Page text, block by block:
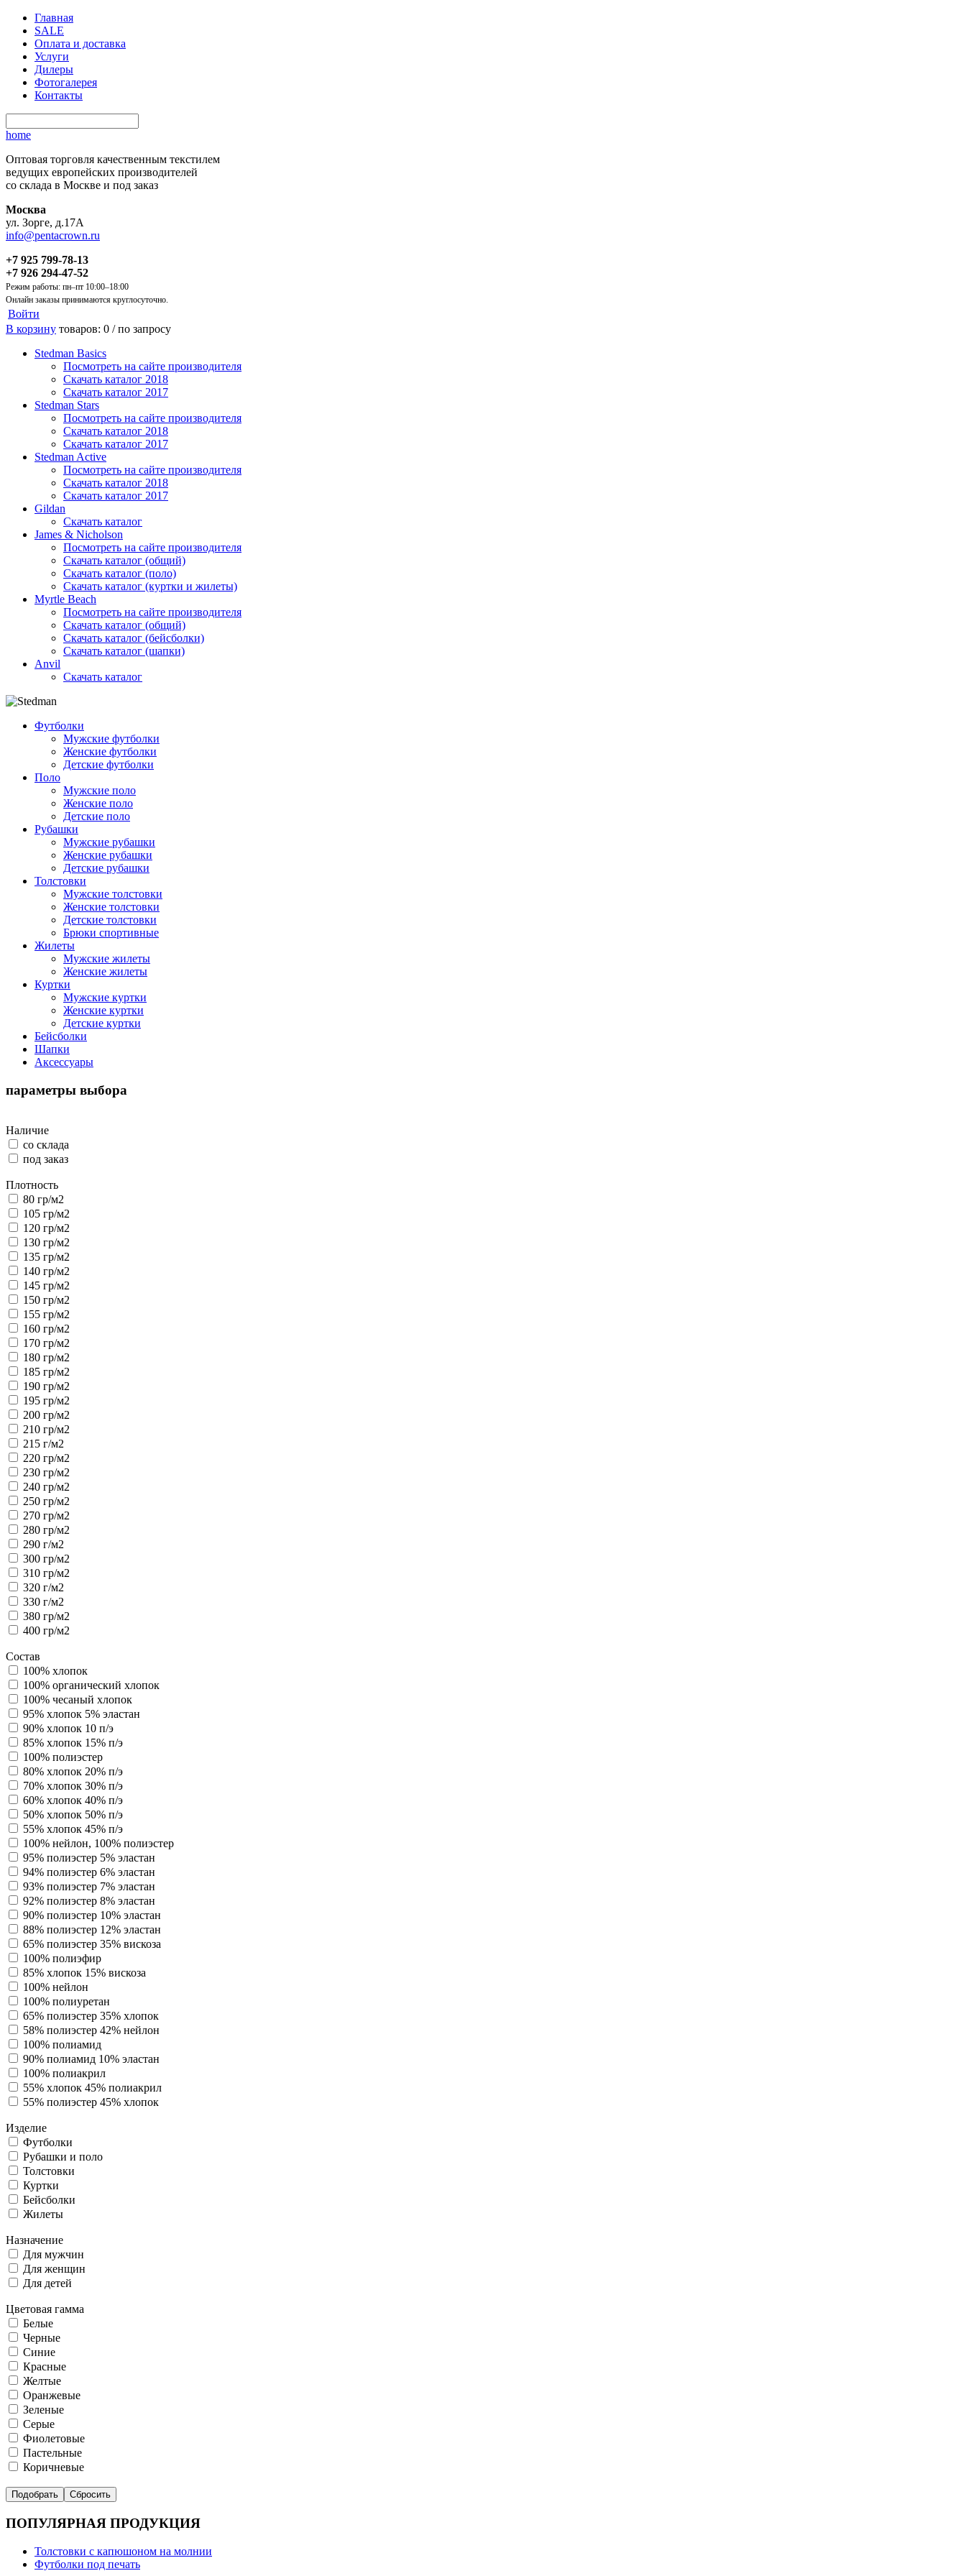
Главная
SALE
Оплата и доставка
Услуги
Дилеры
Фотогалерея
Контакты
home
Оптовая торговля качественным текстилем
ведущих европейских производителей
со склада в Москве и под заказ
Москва
ул. Зорге, д.17А
info@pentacrown.ru
+7 925 799-78-13
+7 926 294-47-52
Режим работы: пн–пт 10:00–18:00
Онлайн заказы принимаются круглосуточно.
Войти
В корзину товаров: 0 /по запросу
Stedman Basics
Посмотреть на сайте производителя
Скачать каталог 2018
Скачать каталог 2017
Stedman Stars
Посмотреть на сайте производителя
Скачать каталог 2018
Скачать каталог 2017
Stedman Active
Посмотреть на сайте производителя
Скачать каталог 2018
Скачать каталог 2017
Gildan
Скачать каталог
James & Nicholson
Посмотреть на сайте производителя
Скачать каталог (общий)
Скачать каталог (поло)
Скачать каталог (куртки и жилеты)
Myrtle Beach
Посмотреть на сайте производителя
Скачать каталог (общий)
Скачать каталог (бейсболки)
Скачать каталог (шапки)
Anvil
Скачать каталог
Футболки
Мужские футболки
Женские футболки
Детские футболки
Поло
Мужские поло
Женские поло
Детские поло
Рубашки
Мужские рубашки
Женские рубашки
Детские рубашки
Толстовки
Мужские толстовки
Женские толстовки
Детские толстовки
Брюки спортивные
Жилеты
Мужские жилеты
Женские жилеты
Куртки
Мужские куртки
Женские куртки
Детские куртки
Бейсболки
Шапки
Аксессуары
параметры выбора
Наличие
со склада
под заказ
Плотность
80 гр/м2
105 гр/м2
120 гр/м2
130 гр/м2
135 гр/м2
140 гр/м2
145 гр/м2
150 гр/м2
155 гр/м2
160 гр/м2
170 гр/м2
180 гр/м2
185 гр/м2
190 гр/м2
195 гр/м2
200 гр/м2
210 гр/м2
215 г/м2
220 гр/м2
230 гр/м2
240 гр/м2
250 гр/м2
270 гр/м2
280 гр/м2
290 г/м2
300 гр/м2
310 гр/м2
320 г/м2
330 г/м2
380 гр/м2
400 гр/м2
Состав
100% хлопок
100% органический хлопок
100% чесаный хлопок
95% хлопок 5% эластан
90% хлопок 10 п/э
85% хлопок 15% п/э
100% полиэстер
80% хлопок 20% п/э
70% хлопок 30% п/э
60% хлопок 40% п/э
50% хлопок 50% п/э
55% хлопок 45% п/э
100% нейлон, 100% полиэстер
95% полиэстер 5% эластан
94% полиэстер 6% эластан
93% полиэстер 7% эластан
92% полиэстер 8% эластан
90% полиэстер 10% эластан
88% полиэстер 12% эластан
65% полиэстер 35% вискоза
100% полиэфир
85% хлопок 15% вискоза
100% нейлон
100% полиуретан
65% полиэстер 35% хлопок
58% полиэстер 42% нейлон
100% полиамид
90% полиамид 10% эластан
100% полиакрил
55% хлопок 45% полиакрил
55% полиэстер 45% хлопок
Изделие
Футболки
Рубашки и поло
Толстовки
Куртки
Бейсболки
Жилеты
Назначение
Для мужчин
Для женщин
Для детей
Цветовая гамма
Белые
Черные
Синие
Красные
Желтые
Оранжевые
Зеленые
Серые
Фиолетовые
Пастельные
Коричневые
ПОПУЛЯРНАЯ ПРОДУКЦИЯ
Толстовки с капюшоном на молнии
Футболки под печать